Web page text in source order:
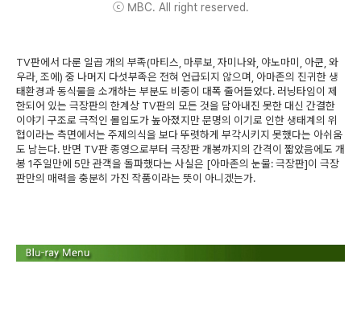
ⓒ MBC. All right reserved.
TV판에서 다룬 일곱 개의 부족(마티스, 마루보, 자미나와, 야노마미, 아쿤, 와
우라, 조에) 중 나머지 다섯부족은 전혀 언급되지 않으며, 아마존의 진귀한 생
태환경과 동식물을 소개하는 부분도 비중이 대폭 줄어들었다. 러닝타임이 제
한되어 있는 극장판의 한계상 TV판의 모든 것을 담아내진 못한 대신 간결한
이야기 구조로 극적인 몰입도가 높아졌지만 문명의 이기로 인한 생태계의 위
협이라는 측면에서는 주제의식을 보다 뚜렷하게 부각시키지 못했다는 아쉬움
도 남는다. 반면 TV판 종영으로부터 극장판 개봉까지의 간격이 짧았음에도 개
봉 1주일만에 5만 관객을 돌파했다는 사실은 [아마존의 눈물: 극장판]이 극장
판만의 매력을 충분히 가진 작품이라는 뜻이 아니겠는가.